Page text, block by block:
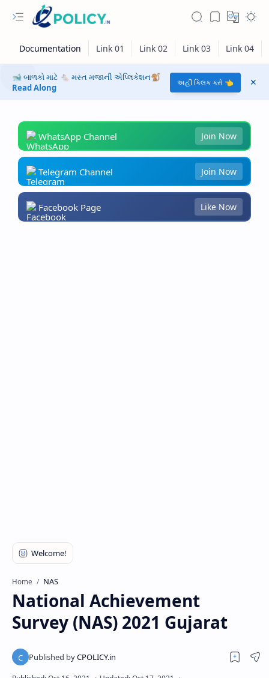
RTL Mode
🐋 બાળકો માટે 🐁 મસ્ત મજાની એપ્લિકેશન🐒
Read Along
અહીં ક્લિક કરો 👈
WhatsApp Channel Join Now
Telegram Channel Join Now
Facebook Page Like Now
Home NAS
National Achievement
Survey (NAS) 2021 Gujarat